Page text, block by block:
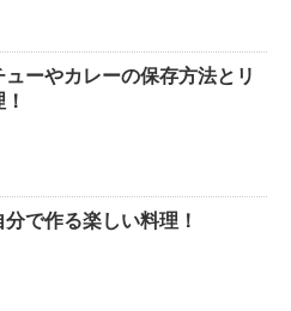
ーやカレーの保存方法とリ
で作る楽しい料理！